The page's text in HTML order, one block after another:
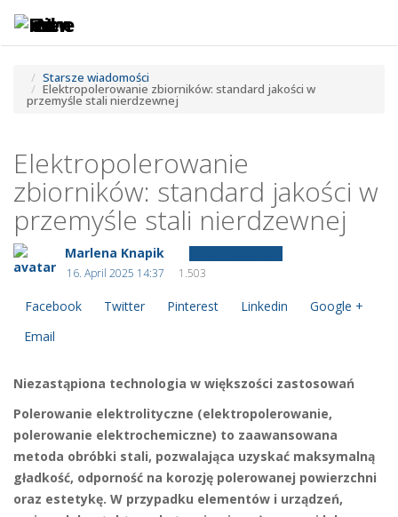
Starsze wiadomości
Elektropolerowanie zbiorników: standard jakości w
przemyśle stali nierdzewnej
Elektropolerowanie
zbiorników: standard jakości w
przemyśle stali nierdzewnej
Marlena Knapik
16. April 2025 14:37
1.503
Facebook Twitter Pinterest Linkedin
Google +
Email
Niezastąpiona technologia w większości zastosowań
Polerowanie elektrolityczne (elektropolerowanie,
polerowanie elektrochemiczne) to zaawansowana
metoda obróbki stali, pozwalająca uzyskać maksymalną
gładkość, odporność na korozję polerowanej powierzchni
oraz estetykę. W przypadku elementów i urządzeń,